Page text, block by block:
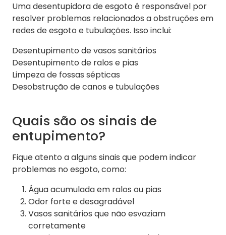
Uma desentupidora de esgoto é responsável por
resolver problemas relacionados a obstruções em
redes de esgoto e tubulações. Isso inclui:
Desentupimento de vasos sanitários
Desentupimento de ralos e pias
Limpeza de fossas sépticas
Desobstrução de canos e tubulações
Quais são os sinais de
entupimento?
Fique atento a alguns sinais que podem indicar
problemas no esgoto, como:
Água acumulada em ralos ou pias
Odor forte e desagradável
Vasos sanitários que não esvaziam
corretamente